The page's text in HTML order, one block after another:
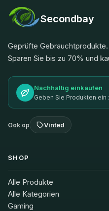
Secondbay
Geprüfte Gebrauchtprodukte.
Sparen Sie bis zu 70% und
Nachhaltig einkaufen
Geben Sie Produkten
Ook op Vinted
SHOP
Alle Produkte
Alle Kategorien
Gaming